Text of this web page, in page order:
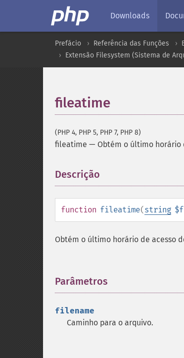
Downloads
Prefácio Referência das Funções
Extensão Filesystem (Sistema de
fileatime
(PHP 4, PHP 5, PHP 7, PHP 8)
fileatime — Obtém o último horário
Descrição
function fileatime(string
Obtém o último horário de acesso
Parâmetros
filename
Caminho para o arquivo.